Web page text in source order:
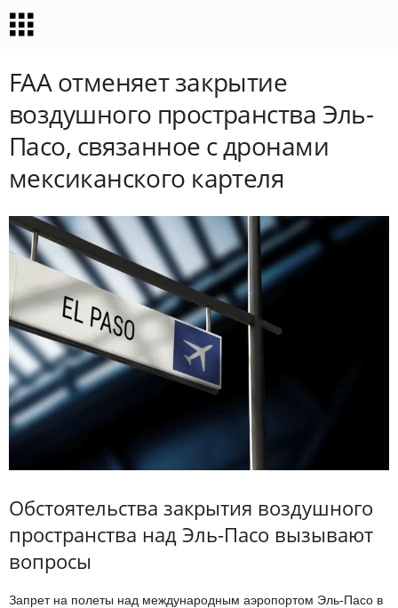
FAA отменяет закрытие
воздушного пространства Эль-
Пасо, связанное с дронами
мексиканского картеля
Обстоятельства закрытия воздушного
пространства над Эль-Пасо вызывают
вопросы
Запрет на полеты над международным аэропортом Эль-Пасо в